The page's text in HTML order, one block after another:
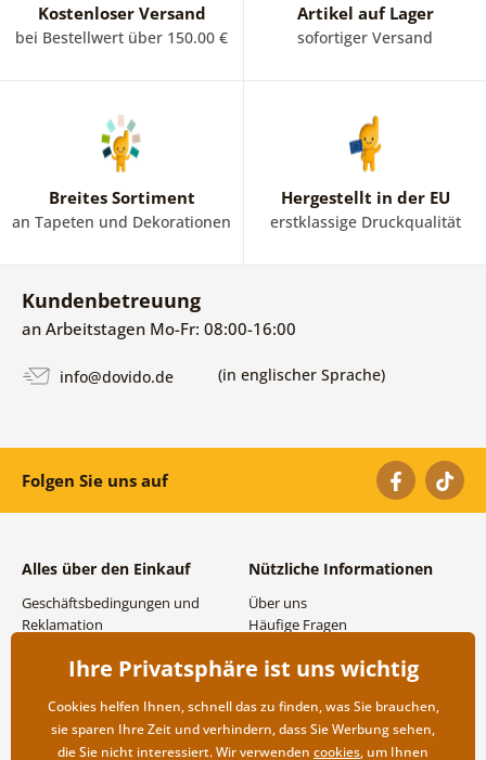
Kostenloser Versand
bei Bestellwert über 150.00 €
Artikel auf Lager
sofortiger Versand
Breites Sortiment
an Tapeten und Dekorationen
Hergestellt in der EU
erstklassige Druckqualität
Kundenbetreuung
an Arbeitstagen Mo-Fr: 08:00-16:00
info@dovido.de (in englischer Sprache)
Folgen Sie uns auf
Alles über den Einkauf
Geschäftsbedingungen und
Reklamation
Versand- und
Rücksendung der Ware
Nützliche Informationen
Über uns
Häufige Fragen
Großhandel und
Ihre Privatsphäre ist uns wichtig
Cookies helfen Ihnen, schnell das zu finden, was Sie brauchen,
sie sparen Ihre Zeit und verhindern, dass Sie Werbung sehen,
die Sie nicht interessiert. Wir verwenden cookies, um Ihnen